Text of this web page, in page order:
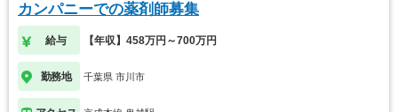
カンパニーでの薬剤師募集
給与 【年収】458万円～700万円
勤務地 千葉県 市川市